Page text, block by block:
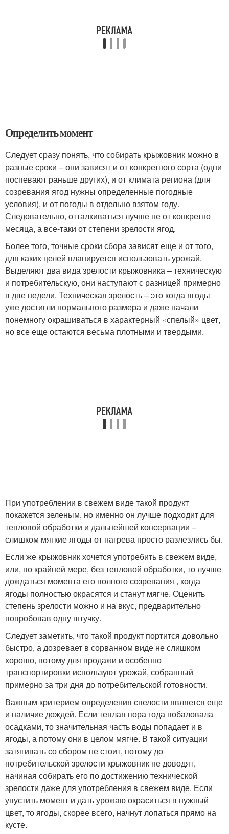
Определить момент
Следует сразу понять, что собирать крыжовник можно в
разные сроки – они зависят и от конкретного сорта (одни
поспевают раньше других), и от климата региона (для
созревания ягод нужны определенные погодные
условия), и от погоды в отдельно взятом году.
Следовательно, отталкиваться лучше не от конкретно
месяца, а все-таки от степени зрелости ягод.
Более того, точные сроки сбора зависят еще и от того,
для каких целей планируется использовать урожай.
Выделяют два вида зрелости крыжовника – техническую
и потребительскую, они наступают с разницей примерно
в две недели. Техническая зрелость – это когда ягоды
уже достигли нормального размера и даже начали
понемногу окрашиваться в характерный «спелый» цвет,
но все еще остаются весьма плотными и твердыми.
При употреблении в свежем виде такой продукт
покажется зеленым, но именно он лучше подходит для
тепловой обработки и дальнейшей консервации –
слишком мягкие ягоды от нагрева просто разлезлись бы.
Если же крыжовник хочется употребить в свежем виде,
или, по крайней мере, без тепловой обработки, то лучше
дождаться момента его полного созревания , когда
ягоды полностью окрасятся и станут мягче. Оценить
степень зрелости можно и на вкус, предварительно
попробовав одну штучку.
Следует заметить, что такой продукт портится довольно
быстро, а дозревает в сорванном виде не слишком
хорошо, потому для продажи и особенно
транспортировки используют урожай, собранный
примерно за три дня до потребительской готовности.
Важным критерием определения спелости является еще
и наличие дождей. Если теплая пора года побаловала
осадками, то значительная часть воды попадает и в
ягоды, а потому они в целом мягче. В такой ситуации
затягивать со сбором не стоит, потому до
потребительской зрелости крыжовник не доводят,
начиная собирать его по достижению технической
зрелости даже для употребления в свежем виде. Если
упустить момент и дать урожаю окраситься в нужный
цвет, то ягоды, скорее всего, начнут лопаться прямо на
кусте.